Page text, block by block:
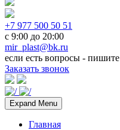
+7 977 500 50 51
с 9:00 до 20:00
mir_plast@bk.ru
если есть вопросы - пишите
Заказать звонок
Expand Menu
Главная